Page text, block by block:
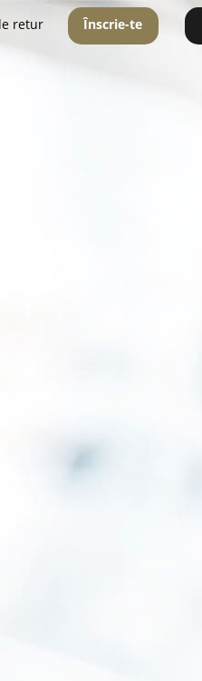
retur Înscrie-te